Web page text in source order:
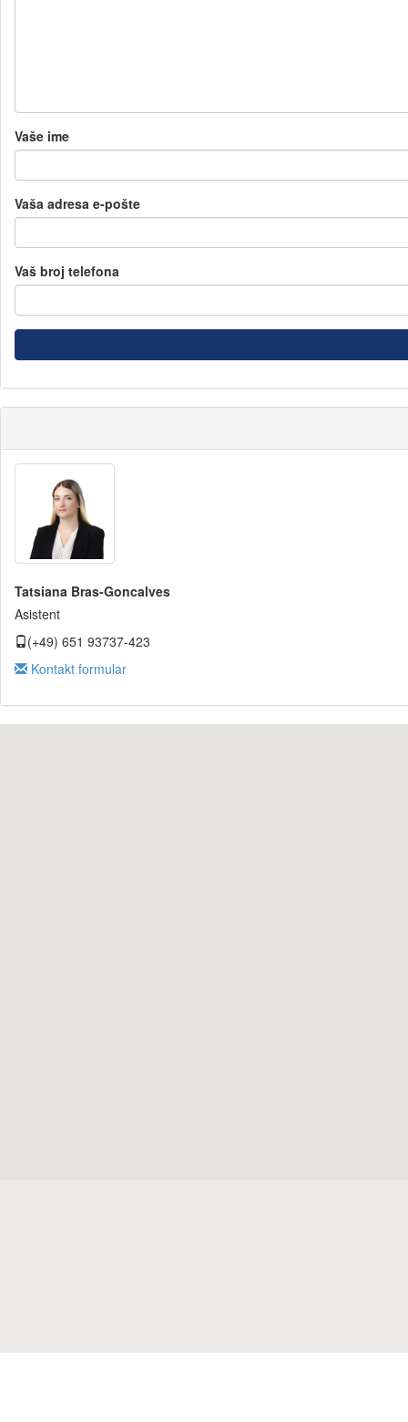
Vaše ime
Vaša adresa e-pošte
Vaš broj telefona
Tatsiana Bras-Goncalves
Asistent
(+49) 651 93737-423
Kontakt formular